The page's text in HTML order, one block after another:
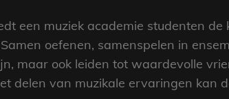
een muziek academie studenten
oefenen, samenspelen in
maar ook leiden tot waardevolle
delen van muzikale ervaringen kan